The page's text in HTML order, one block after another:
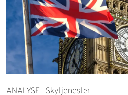
ANALYSE | Skytjenester